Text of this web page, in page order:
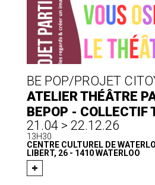
BE POP/PROJET
ATELIER THÉÂTRE
BEPOP - COLLECTIF
21.04 > 22.12.26
13H30
CENTRE CULTUREL DE
LIBERT, 26 - 1410 WATERLOO